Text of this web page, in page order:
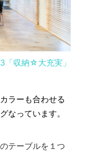
「収納☆大充実」
ラーも合わせる
なっています。
テーブルを１つ